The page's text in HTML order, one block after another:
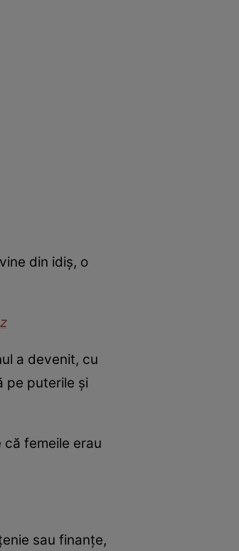
din idiș, o
a devenit, cu
pe puterile și
femeile erau
sau finanțe,